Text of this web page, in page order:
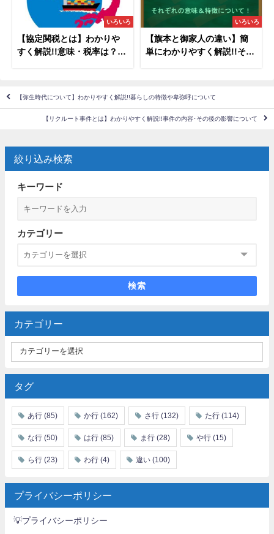
いろいろ
【協定関税とは】わかりや
すく解説!!意味・税率は？関
いろいろ
【旗本と御家人の違い】簡
単にわかりやすく解説!!それ
【弥生時代について】わかりやすく解説!!暮らしの特徴や卑弥呼について
【リクルート事件とは】わかりやすく解説!!事件の内容･その後の影響について
絞り込み検索
キーワード
カテゴリー
検索
カテゴリー
タグ
あ行 (85) か行 (162) さ行 (132) た行 (114)
な行 (50) は行 (85) ま行 (28) や行 (15)
ら行 (23) わ行 (4) 違い (100)
プライバシーポリシー
💡プライバシーポリシー